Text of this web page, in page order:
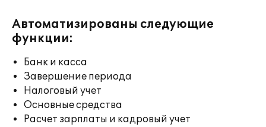
Автоматизированы следующие
функции:
Банк и касса
Завершение периода
Налоговый учет
Основные средства
Расчет зарплаты и кадровый учет